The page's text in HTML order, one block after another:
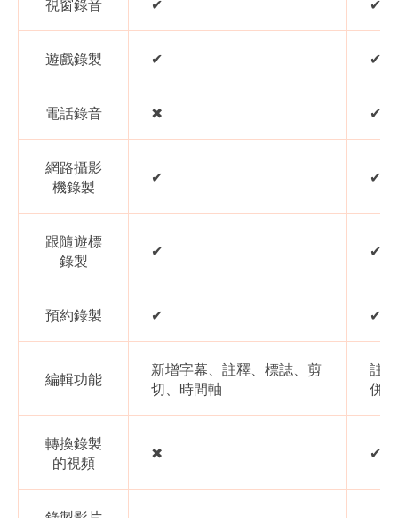
視窗錄音 ✔ ✔
遊戲錄製 ✔ ✔
電話錄音 ✖ ✔
網路攝影
機錄製
✔ ✔
跟隨遊標
錄製
✔ ✔
預約錄製 ✔ ✔
編輯功能
新增字幕、註釋、標誌、剪
切、時間軸
註
併
轉換錄製
的視頻
✖ ✔